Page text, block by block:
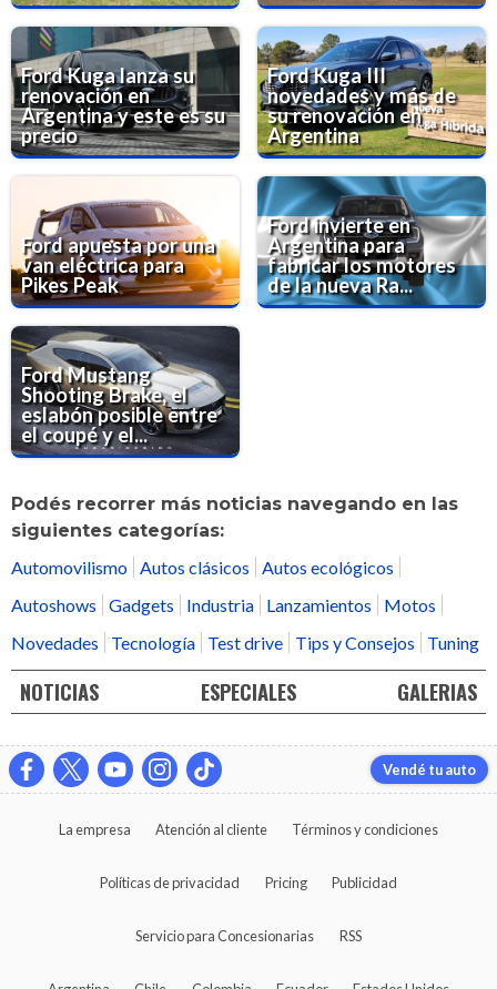
Ford Kuga lanza su
renovación en
Argentina y este es su
precio
Ford Kuga III
novedades y más de
su renovación en
Argentina
Ford apuesta por una
van eléctrica para
Pikes Peak
Ford invierte en
Argentina para
fabricar los motores
de la nueva Ra...
Ford Mustang
Shooting Brake, el
eslabón posible entre
el coupé y el...
Podés recorrer más noticias navegando en las
siguientes categorías:
Automovilismo Autos clásicos
Autos ecológicos
Autoshows
Gadgets Industria Lanzamientos
Motos
Novedades
Tecnología Test drive Tips y Consejos Tuning
NOTICIAS ESPECIALES GALERIAS
Vendé tu auto
La empresa Atención al cliente Términos y condiciones
Políticas de privacidad Pricing Publicidad
Servicio para Concesionarias RSS